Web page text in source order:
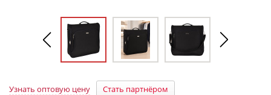
Узнать оптовую цену Стать партнёром